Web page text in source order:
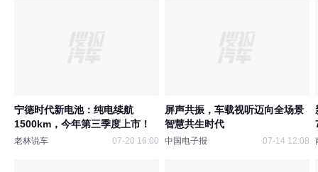
宁德时代新电池：纯电续航
1500km，今年第三季度上市！
老林说车 07-20 16:00
屏声共振，车载视听迈向全场景
智慧共生时代
中国电子报 07-14 12:08